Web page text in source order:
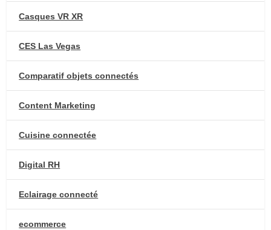
Casques VR XR
CES Las Vegas
Comparatif objets connectés
Content Marketing
Cuisine connectée
Digital RH
Eclairage connecté
ecommerce